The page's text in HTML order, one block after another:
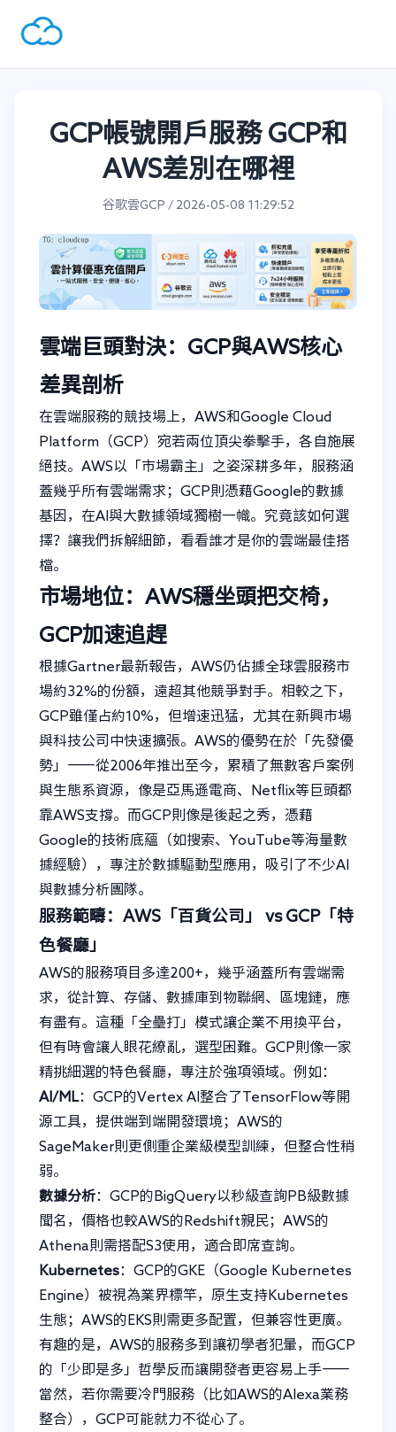
GCP帳號開戶服務 GCP和
AWS差別在哪裡
谷歌雲GCP / 2026-05-08 11:29:52
雲端巨頭對決：GCP與AWS核心
差異剖析
在雲端服務的競技場上，AWS和Google Cloud
Platform（GCP）宛若兩位頂尖拳擊手，各自施展
絕技。AWS以「市場霸主」之姿深耕多年，服務涵
蓋幾乎所有雲端需求；GCP則憑藉Google的數據
基因，在AI與大數據領域獨樹一幟。究竟該如何選
擇？讓我們拆解細節，看看誰才是你的雲端最佳搭
檔。
市場地位：AWS穩坐頭把交椅，
GCP加速追趕
根據Gartner最新報告，AWS仍佔據全球雲服務市
場約32%的份額，遠超其他競爭對手。相較之下，
GCP雖僅占約10%，但增速迅猛，尤其在新興市場
與科技公司中快速擴張。AWS的優勢在於「先發優
勢」——從2006年推出至今，累積了無數客戶案例
與生態系資源，像是亞馬遜電商、Netflix等巨頭都
靠AWS支撐。而GCP則像是後起之秀，憑藉
Google的技術底蘊（如搜索、YouTube等海量數
據經驗），專注於數據驅動型應用，吸引了不少AI
與數據分析團隊。
服務範疇：AWS「百貨公司」 vs GCP「特
色餐廳」
AWS的服務項目多達200+，幾乎涵蓋所有雲端需
求，從計算、存儲、數據庫到物聯網、區塊鏈，應
有盡有。這種「全壘打」模式讓企業不用換平台，
但有時會讓人眼花繚亂，選型困難。GCP則像一家
精挑細選的特色餐廳，專注於強項領域。例如：
AI/ML ：GCP的Vertex AI整合了TensorFlow等開
源工具，提供端到端開發環境；AWS的
SageMaker則更側重企業級模型訓練，但整合性稍
弱。
數據分析：GCP的BigQuery以秒級查詢PB級數據
聞名，價格也較AWS的Redshift親民；AWS的
Athena則需搭配S3使用，適合即席查詢。
Kubernetes：GCP的GKE（Google Kubernetes
Engine）被視為業界標竿，原生支持Kubernetes
生態；AWS的EKS則需更多配置，但兼容性更廣。
有趣的是，AWS的服務多到讓初學者犯暈，而GCP
的「少即是多」哲學反而讓開發者更容易上手——
當然，若你需要冷門服務（比如AWS的Alexa業務
整合），GCP可能就力不從心了。